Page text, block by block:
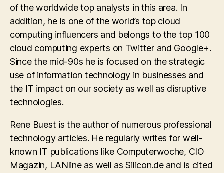
of the worldwide top analysts in this area. In
addition, he is one of the world’s top cloud
computing influencers and belongs to the top 100
cloud computing experts on Twitter and Google+.
Since the mid-90s he is focused on the strategic
use of information technology in businesses and
the IT impact on our society as well as disruptive
technologies.
Rene Buest is the author of numerous professional
technology articles. He regularly writes for well-
known IT publications like Computerwoche, CIO
Magazin, LANline as well as Silicon.de and is cited